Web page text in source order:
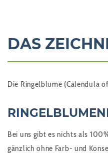
DAS
Die Ringelblume (Calendula
Bei uns gibt es nichts als
gänzlich ohne Farb- und